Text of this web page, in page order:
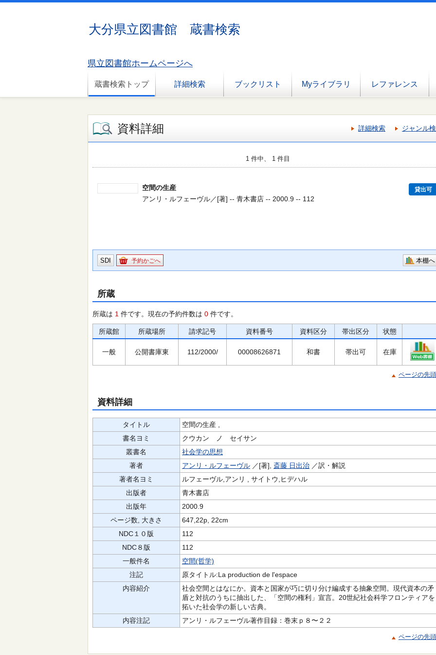
大分県立図書館 蔵書検索
県立図書館ホームページへ
蔵書検索トップ 詳細検索 ブックリスト Myライブラリ レファレンス
資料詳細 詳細検索 ジャンル
1 件中、 1 件目
空間の生産 貸出可
アンリ・ルフェーヴル／[著] -- 青木書店 -- 2000.9 -- 112
SDI 予約かごへ 本棚へ
所蔵
所蔵は 1 件です。現在の予約件数は 0 件です。
所蔵館 所蔵場所 請求記号 資料番号 資料区分 帯出区分 状態
一般 公開書庫東 112/2000/ 00008626871 和書 帯出可 在庫
ページの先
資料詳細
タイトル
空間の生産 ,
書名ヨミ
クウカン ノ セイサン
叢書名
社会学の思想
著者
アンリ・ルフェーヴル ／[著], 斎藤 日出治 ／訳・解説
著者名ヨミ
ルフェーヴル,アンリ , サイトウ,ヒデハル
出版者
青木書店
出版年
2000.9
ページ数, 大きさ
647,22p, 22cm
NDC１０版
112
NDC８版
112
一般件名
空間(哲学)
注記
原タイトル:La production de l'espace
内容紹介
社会空間とはなにか。資本と国家が巧に切り分け編成する抽象空間。現代資本の矛
盾と対抗のうちに抽出した、「空間の権利」宣言。20世紀社会科学フロンティアを
拓いた社会学の新しい古典。
内容注記
アンリ・ルフェーヴル著作目録：巻末ｐ８〜２２
ページの先